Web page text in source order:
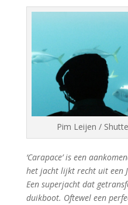
Pim Leijen /
‘Carapace’ is een
het jacht lijkt recht uit een
Een superjacht dat
duikboot. Oftewel een